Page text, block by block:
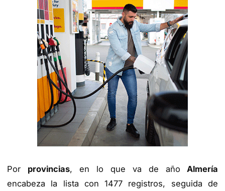
Por provincias, en lo que va de año Almería
encabeza la lista con 1477 registros, seguida de